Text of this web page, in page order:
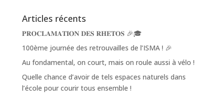
Articles récents
𝐏𝐑𝐎𝐂𝐋𝐀𝐌𝐀𝐓𝐈𝐎𝐍 𝐃𝐄𝐒 𝐑𝐇𝐄𝐓𝐎𝐒 🎉🎓
100ème journée des retrouvailles de l’ISMA ! 🎉
Au fondamental, on court, mais on roule aussi à vélo !
Quelle chance d’avoir de tels espaces naturels dans
l’école pour courir tous ensemble !